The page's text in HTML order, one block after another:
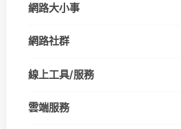
網路大小事
網路社群
線上工具/服務
雲端服務